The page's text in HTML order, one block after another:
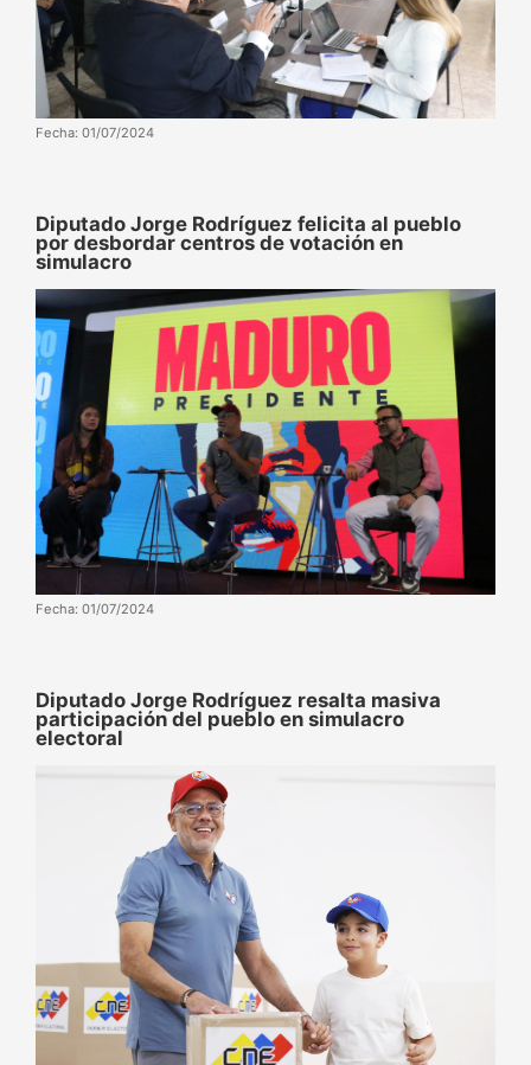
Fecha: 01/07/2024
Diputado Jorge Rodríguez felicita al pueblo
por desbordar centros de votación en
simulacro
Fecha: 01/07/2024
Diputado Jorge Rodríguez resalta masiva
participación del pueblo en simulacro
electoral